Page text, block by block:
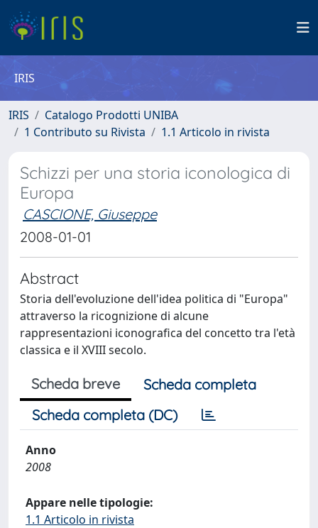
IRIS
IRIS
Catalogo Prodotti UNIBA
1 Contributo su Rivista
1.1 Articolo in rivista
Schizzi per una storia iconologica di
Europa
CASCIONE, Giuseppe
2008-01-01
Abstract
Storia dell'evoluzione dell'idea politica di "Europa"
attraverso la ricognizione di alcune
rappresentazioni iconografica del concetto tra l'età
classica e il XVIII secolo.
Scheda breve
Scheda completa
Scheda completa (DC)
Anno
2008
Appare nelle tipologie:
1.1 Articolo in rivista